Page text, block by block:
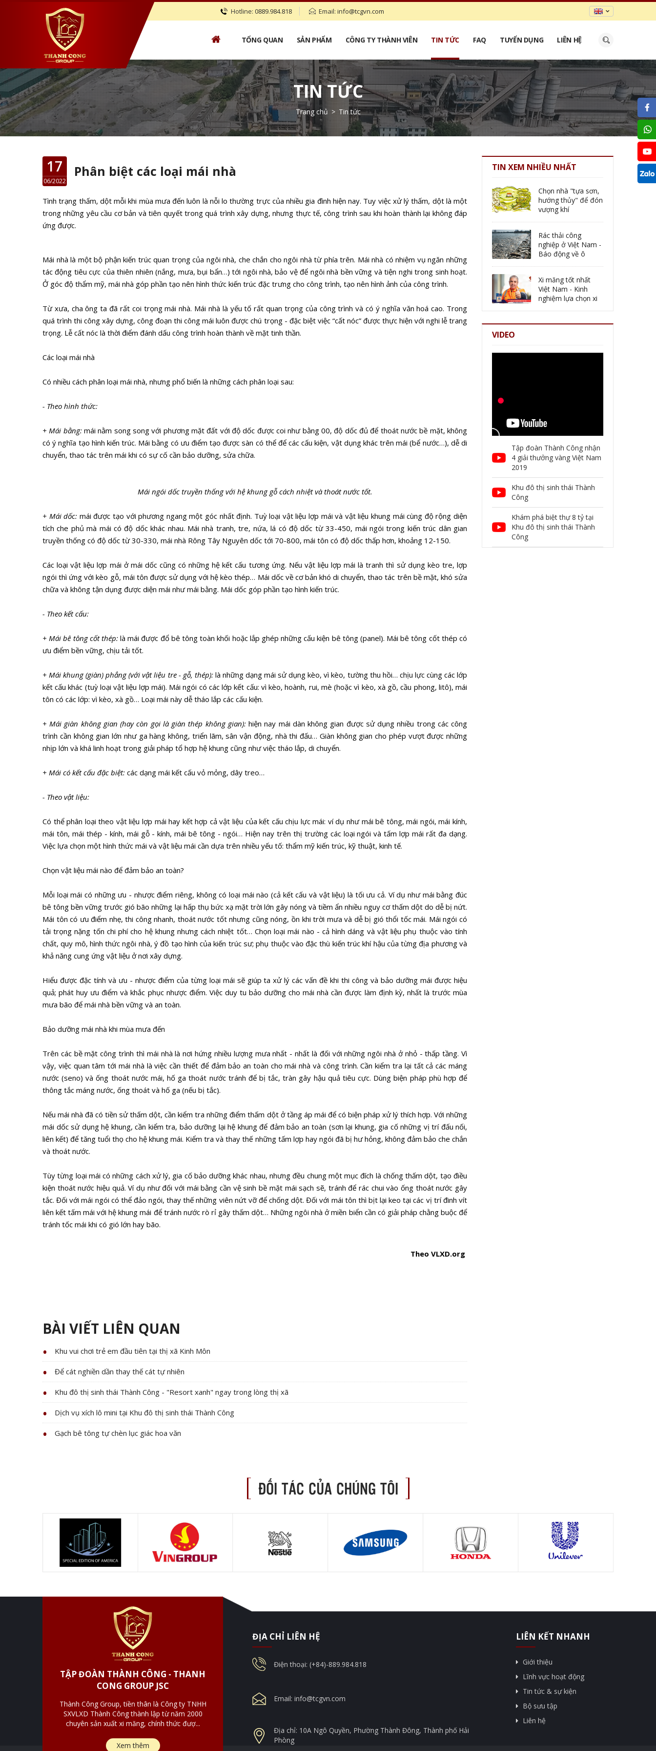
Hotline: 0889.984.818 Email: info@tcgvn.com
TỔNG QUAN SẢN PHẨM CÔNG TY THÀNH VIÊN TIN TỨC FAQ TUYỂN DỤNG LIÊN HỆ
TIN TỨC
Trang chủ > Tin tức
17
06/2022
Phân biệt các loại mái nhà
Tình trạng thấm, dột mỗi khi mùa mưa đến luôn là nỗi lo thường trực của nhiều gia đình hiện nay. Tuy việc xử lý thấm, dột là một
trong những yêu cầu cơ bản và tiên quyết trong quá trình xây dựng, nhưng thực tế, công trình sau khi hoàn thành lại không đáp
ứng được.
Mái nhà là một bộ phận kiến trúc quan trọng của ngôi nhà, che chắn cho ngôi nhà từ phía trên. Mái nhà có nhiệm vụ ngăn những
tác động tiêu cực của thiên nhiên (nắng, mưa, bụi bẩn…) tới ngôi nhà, bảo vệ để ngôi nhà bền vững và tiện nghi trong sinh hoạt.
Ở góc độ thẩm mỹ, mái nhà góp phần tạo nên hình thức kiến trúc đặc trưng cho công trình, tạo nên hình ảnh của công trình.
Từ xưa, cha ông ta đã rất coi trọng mái nhà. Mái nhà là yếu tố rất quan trọng của công trình và có ý nghĩa văn hoá cao. Trong
quá trình thi công xây dựng, công đoạn thi công mái luôn được chú trọng - đặc biệt việc “cất nóc” được thực hiện với nghi lễ trang
trọng. Lễ cất nóc là thời điểm đánh dấu công trình hoàn thành về mặt tinh thần.
Các loại mái nhà
Có nhiều cách phân loại mái nhà, nhưng phổ biến là những cách phân loại sau:
- Theo hình thức:
+ Mái bằng: mái nằm song song với phương mặt đất với độ dốc được coi như bằng 00, độ dốc đủ để thoát nước bề mặt, không
có ý nghĩa tạo hình kiến trúc. Mái bằng có ưu điểm tạo được sàn có thể để các cấu kiện, vật dụng khác trên mái (bể nước…), dễ di
chuyển, thao tác trên mái khi có sự cố cần bảo dưỡng, sửa chữa.
Mái ngói dốc truyền thống với hệ khung gỗ cách nhiệt và thoát nước tốt.
+ Mái dốc: mái được tạo với phương ngang một góc nhất định. Tuỳ loại vật liệu lợp mái và vật liệu khung mái cùng độ rộng diện
tích che phủ mà mái có độ dốc khác nhau. Mái nhà tranh, tre, nứa, lá có độ dốc từ 33-450, mái ngói trong kiến trúc dân gian
truyền thống có độ dốc từ 30-330, mái nhà Rông Tây Nguyên dốc tới 70-800, mái tôn có độ dốc thấp hơn, khoảng 12-150.
Các loại vật liệu lợp mái ở mái dốc cũng có những hệ kết cấu tương ứng. Nếu vật liệu lợp mái là tranh thì sử dụng kèo tre, lợp
ngói thì ứng với kèo gỗ, mái tôn được sử dụng với hệ kèo thép… Mái dốc về cơ bản khó di chuyển, thao tác trên bề mặt, khó sửa
chữa và không tận dụng được diện mái như mái bằng. Mái dốc góp phần tạo hình kiến trúc.
- Theo kết cấu:
+ Mái bê tông cốt thép:là mái được đổ bê tông toàn khối hoặc lắp ghép những cấu kiện bê tông (panel). Mái bê tông cốt thép có
ưu điểm bền vững, chịu tải tốt.
+ Mái khung (giàn) phẳng (với vật liệu tre - gỗ, thép):là những dạng mái sử dụng kèo, vì kèo, tường thu hồi… chịu lực cùng các lớp
kết cấu khác (tuỳ loại vật liệu lợp mái). Mái ngói có các lớp kết cấu: vì kèo, hoành, rui, mè (hoặc vì kèo, xà gồ, cầu phong, litô), mái
tôn có các lớp: vì kèo, xà gồ… Loại mái này dễ tháo lắp các cấu kiện.
+ Mái giàn không gian (hay còn gọi là giàn thép không gian):hiện nay mái dàn không gian được sử dụng nhiều trong các công
trình cần không gian lớn như ga hàng không, triển lãm, sân vận động, nhà thi đấu… Giàn không gian cho phép vượt được những
nhịp lớn và khá linh hoạt trong giải pháp tổ hợp hệ khung cũng như việc tháo lắp, di chuyển.
+ Mái có kết cấu đặc biệt: các dạng mái kết cấu vỏ mỏng, dây treo…
- Theo vật liệu:
Có thể phân loại theo vật liệu lợp mái hay kết hợp cả vật liệu của kết cấu chịu lực mái: ví dụ như mái bê tông, mái ngói, mái kính,
mái tôn, mái thép - kính, mái gỗ - kính, mái bê tông - ngói… Hiện nay trên thị trường các loại ngói và tấm lợp mái rất đa dạng.
Việc lựa chọn một hình thức mái và vật liệu mái cần dựa trên nhiều yếu tố: thẩm mỹ kiến trúc, kỹ thuật, kinh tế.
Chọn vật liệu mái nào để đảm bảo an toàn?
Mỗi loại mái có những ưu - nhược điểm riêng, không có loại mái nào (cả kết cấu và vật liệu) là tối ưu cả. Ví dụ như mái bằng đúc
bê tông bền vững trước gió bão những lại hấp thụ bức xạ mặt trời lớn gây nóng và tiềm ẩn nhiều nguy cơ thấm dột do dễ bị nứt.
Mái tôn có ưu điểm nhẹ, thi công nhanh, thoát nước tốt nhưng cũng nóng, ồn khi trời mưa và dễ bị gió thổi tốc mái. Mái ngói có
tải trọng nặng tốn chi phí cho hệ khung nhưng cách nhiệt tốt… Chọn loại mái nào - cả hình dáng và vật liệu phụ thuộc vào tính
chất, quy mô, hình thức ngôi nhà, ý đồ tạo hình của kiến trúc sư; phụ thuộc vào đặc thù kiến trúc khí hậu của từng địa phương và
khả năng cung ứng vật liệu ở nơi xây dựng.
Hiểu được đặc tính và ưu - nhược điểm của từng loại mái sẽ giúp ta xử lý các vấn đề khi thi công và bảo dưỡng mái được hiệu
quả; phát huy ưu điểm và khắc phục nhược điểm. Việc duy tu bảo dưỡng cho mái nhà cần được làm định kỳ, nhất là trước mùa
mưa bão để mái nhà bền vững và an toàn.
Bảo dưỡng mái nhà khi mùa mưa đến
Trên các bề mặt công trình thì mái nhà là nơi hứng nhiều lượng mưa nhất - nhất là đối với những ngôi nhà ở nhỏ - thấp tầng. Vì
vậy, việc quan tâm tới mái nhà là việc cần thiết để đảm bảo an toàn cho mái nhà và công trình. Cần kiểm tra lại tất cả các máng
nước (seno) và ống thoát nước mái, hố ga thoát nước tránh để bị tắc, tràn gây hậu quả tiêu cực. Dùng biện pháp phù hợp để
thông tắc máng nước, ống thoát và hố ga (nếu bị tắc).
Nếu mái nhà đã có tiền sử thấm dột, cần kiểm tra những điểm thấm dột ở tầng áp mái để có biện pháp xử lý thích hợp. Với những
mái dốc sử dụng hệ khung, cần kiểm tra, bảo dưỡng lại hệ khung để đảm bảo an toàn (sơn lại khung, gia cố những vị trí đấu nối,
liên kết) để tăng tuổi thọ cho hệ khung mái. Kiểm tra và thay thế những tấm lợp hay ngói đã bị hư hỏng, không đảm bảo che chắn
và thoát nước.
Tùy từng loại mái có những cách xử lý, gia cố bảo dưỡng khác nhau, nhưng đều chung một mục đích là chống thấm dột, tạo điều
kiện thoát nước hiệu quả. Ví dụ như đối với mái bằng cần vệ sinh bề mặt mái sạch sẽ, tránh để rác chui vào ống thoát nước gây
tắc. Đối với mái ngói có thể đảo ngói, thay thế những viên nứt vỡ để chống dột. Đối với mái tôn thì bịt lại keo tại các vị trí đinh vít
liên kết tấm mái với hệ khung mái để tránh nước rò rỉ gây thấm dột… Những ngôi nhà ở miền biển cần có giải pháp chằng buộc để
tránh tốc mái khi có gió lớn hay bão.
Theo VLXD.org
BÀI VIẾT LIÊN QUAN
Khu vui chơi trẻ em đầu tiên tại thị xã Kinh Môn
Để cát nghiền dần thay thế cát tự nhiên
Khu đô thị sinh thái Thành Công - "Resort xanh" ngay trong lòng thị xã
Dịch vụ xích lô mini tại Khu đô thị sinh thái Thành Công
Gạch bê tông tự chèn lục giác hoa văn
TIN XEM NHIỀU NHẤT
Chọn nhà "tựa sơn,
hướng thủy" để đón
vượng khí
Rác thải công
nghiệp ở Việt Nam -
Báo động về ô
Xi măng tốt nhất
Việt Nam - Kinh
nghiệm lựa chọn xi
VIDEO
Tập đoàn Thành Công nhận
4 giải thưởng vàng Việt Nam
2019
Khu đô thị sinh thái Thành
Công
Khám phá biệt thự 8 tỷ tại
Khu đô thị sinh thái Thành
Công
ĐỐI TÁC CỦA CHÚNG TÔI
TẬP ĐOÀN THÀNH CÔNG - THANH
CONG GROUP JSC
Thành Công Group, tiền thân là Công ty TNHH
SXVLXD Thành Công thành lập từ năm 2000
chuyên sản xuất xi măng, chính thức đượ...
Xem thêm
ĐỊA CHỈ LIÊN HỆ
Điện thoại: (+84)-889.984.818
Email: info@tcgvn.com
Địa chỉ: 10A Ngô Quyền, Phường Thành Đông, Thành phố Hải
Phòng
LIÊN KẾT NHANH
Giới thiệu
Lĩnh vực hoạt động
Tin tức & sự kiện
Bộ sưu tập
Liên hệ